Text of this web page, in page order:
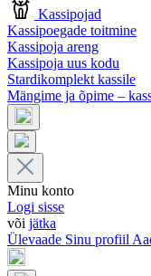
Kassipojad
Kassipoegade toitmine
Kassipoja areng
Kassipoja uus kodu
Stardikomplekt kassile
Mängime ja õpime –
Minu konto
Logi sisse
või jätka
Ülevaade Sinu profiil